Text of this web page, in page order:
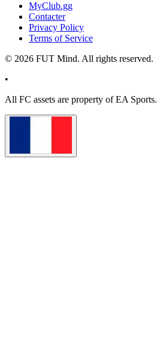
MyClub.gg
Contacter
Privacy Policy
Terms of Service
© 2026 FUT Mind. All rights reserved.
•
All FC assets are property of EA Sports.